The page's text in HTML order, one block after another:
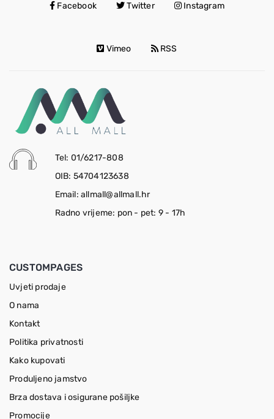
Facebook Twitter Instagram
Vimeo RSS
Tel: 01/6217-808
OIB: 54704123638
Email: allmall@allmall.hr
Radno vrijeme: pon - pet: 9 - 17h
CUSTOMPAGES
Uvjeti prodaje
O nama
Kontakt
Politika privatnosti
Kako kupovati
Produljeno jamstvo
Brza dostava i osigurane pošiljke
Promocije